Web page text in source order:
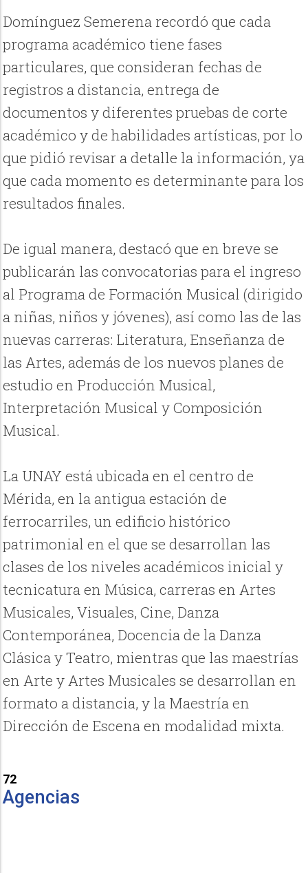
Domínguez Semerena recordó que cada
programa académico tiene fases
particulares, que consideran fechas de
registros a distancia, entrega de
documentos y diferentes pruebas de corte
académico y de habilidades artísticas, por lo
que pidió revisar a detalle la información, ya
que cada momento es determinante para los
resultados finales.
De igual manera, destacó que en breve se
publicarán las convocatorias para el ingreso
al Programa de Formación Musical (dirigido
a niñas, niños y jóvenes), así como las de las
nuevas carreras: Literatura, Enseñanza de
las Artes, además de los nuevos planes de
estudio en Producción Musical,
Interpretación Musical y Composición
Musical.
La UNAY está ubicada en el centro de
Mérida, en la antigua estación de
ferrocarriles, un edificio histórico
patrimonial en el que se desarrollan las
clases de los niveles académicos inicial y
tecnicatura en Música, carreras en Artes
Musicales, Visuales, Cine, Danza
Contemporánea, Docencia de la Danza
Clásica y Teatro, mientras que las maestrías
en Arte y Artes Musicales se desarrollan en
formato a distancia, y la Maestría en
Dirección de Escena en modalidad mixta.
72
Agencias